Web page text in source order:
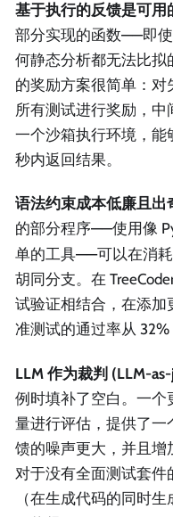
基于执行的反馈是可用
部分实现的函数——即
何静态分析都无法比拟
的奖励方案很简单：
所有测试进行奖励，
一个沙箱执行环境，能
秒内返回结果。
语法约束成本低廉且出
的部分程序——使用像
单的工具——可以在消
胡同分支。在
试验证相结合，在添加
准测试的通过率从 32%
LLM 作为裁判 (LLM-
例时填补了空白。一
量进行评估，提供了
馈的噪声更大，并且增
对于没有全面测试套
（在生成代码的同时